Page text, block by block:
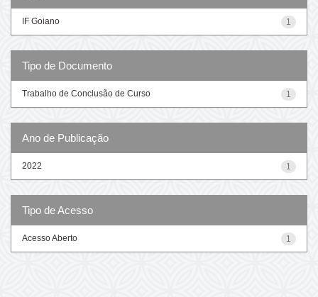
1
IF Goiano
Tipo de Documento
1
Trabalho de Conclusão de Curso
Ano de Publicação
1
2022
Tipo de Acesso
1
Acesso Aberto